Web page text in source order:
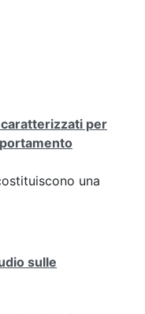
per
una
sulle